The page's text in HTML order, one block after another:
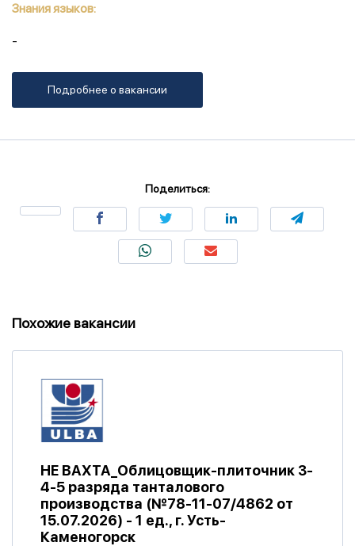
Знания языков:
-
Подробнее о вакансии
Поделиться:
Похожие вакансии
НЕ ВАХТА_Облицовщик-плиточник 3-
4-5 разряда танталового
производства (№78-11-07/4862 от
15.07.2026) - 1 ед., г. Усть-
Каменогорск